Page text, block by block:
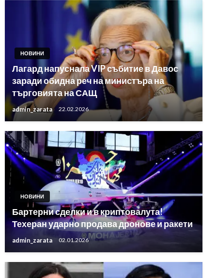
НОВИНИ
Лагард напуснала VIP събитие в Давос
заради обидна реч на министъра на
търговията на САЩ
admin_zarata 22.02.2026
НОВИНИ
Бартерни сделки и в криптовалута!
Техеран ударно продава дронове и ракети
admin_zarata 02.01.2026